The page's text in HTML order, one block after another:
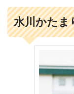
水川かたま